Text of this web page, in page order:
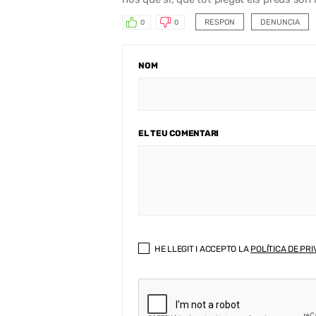
RESPON
0 0 DENUNCIA
NOM
EL TEU COMENTARI
HE LLEGIT I ACCEPTO LA POLÍTICA DE